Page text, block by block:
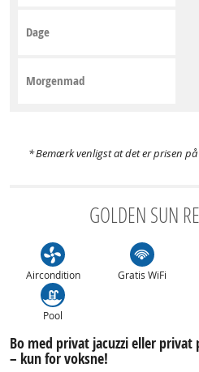
Dage
Morgenmad
Bemærk venligst at det er prisen
GOLDEN SUN
Aircondition Gratis WiFi
Pool
Bo med privat jacuzzi eller
– kun for voksne!